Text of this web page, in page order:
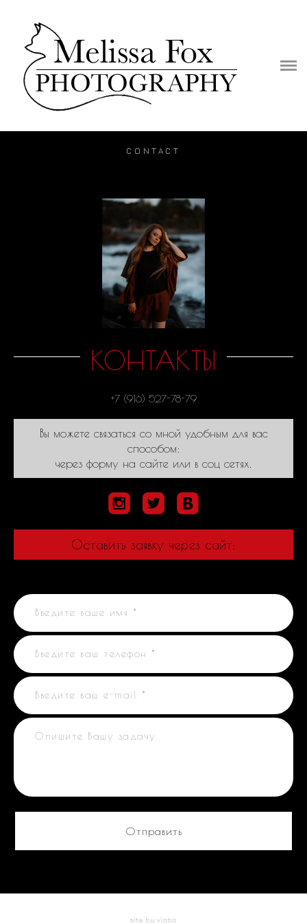
PORTFOLIO
PUBLICATION
VIDEO
CONTACT
КОНТАКТЫ
+7 (916) 527-78-79
Вы можете связаться со мной удобным для вас
способом:
через форму на сайте или в соц сетях.
Оставить заявку через сайт:
Введите ваше имя *
Введите ваш телефон *
Введите ваш e-mail *
Опишите Вашу задачу
Отправить
site by vigbo